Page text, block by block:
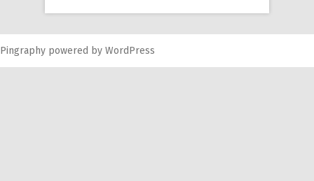
Pingraphy powered by WordPress